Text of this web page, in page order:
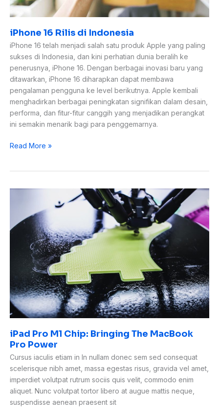
iPhone 16 Rilis di Indonesia
iPhone 16 telah menjadi salah satu produk Apple yang paling
sukses di Indonesia, dan kini perhatian dunia beralih ke
penerusnya, iPhone 16. Dengan berbagai inovasi baru yang
ditawarkan, iPhone 16 diharapkan dapat membawa
pengalaman pengguna ke level berikutnya. Apple kembali
menghadirkan berbagai peningkatan signifikan dalam desain,
performa, dan fitur-fitur canggih yang menjadikan perangkat
ini semakin menarik bagi para penggemarnya.
Read More »
iPad Pro M1 Chip: Bringing The MacBook
Pro Power
Cursus iaculis etiam in In nullam donec sem sed consequat
scelerisque nibh amet, massa egestas risus, gravida vel amet,
imperdiet volutpat rutrum sociis quis velit, commodo enim
aliquet. Nunc volutpat tortor libero at augue mattis neque,
suspendisse aenean praesent sit
Chip:
Bringing
MacBook
Power